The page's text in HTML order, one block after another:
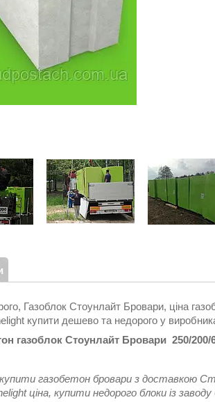
Газоблок Стоунлайт Бровари, ціна
купити дешево та недорого у
газоблок Стоунлайт Бровари 250/200/
газобетон бровари з доставкою
ціна, купити недорого блоки із